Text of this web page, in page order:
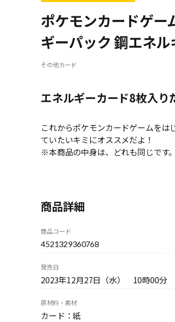
ポケモンカードゲー
ギーパック 鋼エネル
その他カード
エネルギーカード8枚入り
これからポケモンカードゲームを
ていたいキミにオススメだよ！
※本商品の中身は、どれも同じです。
商品詳細
商品コード
4521329360768
発売日
2023年12月27日（水） 10時00分
原材料・素材
カード：紙